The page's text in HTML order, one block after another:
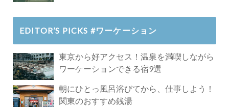
EDITOR’S PICKS #ワーケーション
東京から好アクセス！温泉を満喫しながら
ワーケーションできる宿9選
朝にひとっ風呂浴びてから、仕事しよう！
関東のおすすめ銭湯